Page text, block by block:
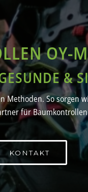
OY-
&
So sorgen
für
KONTAKT